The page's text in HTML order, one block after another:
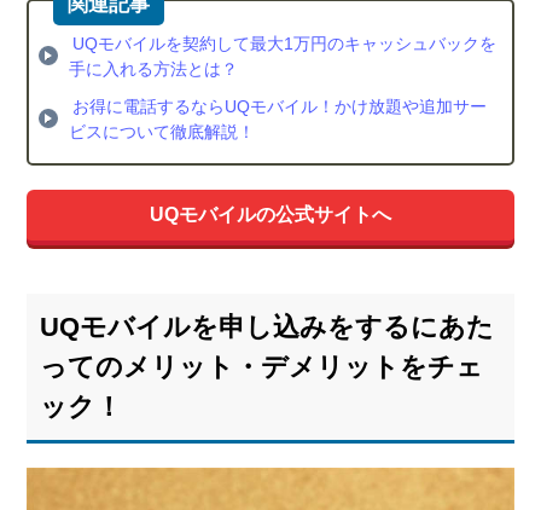
UQモバイルを契約して最大1万円のキャッシュバックを
手に入れる方法とは？
お得に電話するならUQモバイル！かけ放題や追加サー
ビスについて徹底解説！
UQモバイルの公式サイトへ
UQモバイルを申し込みをするにあた
ってのメリット・デメリットをチェ
ック！